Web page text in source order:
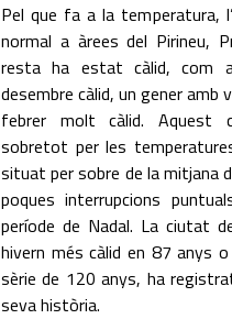
Pel que fa a la temperatura,
normal a àrees del Pirineu,
resta ha estat càlid, com
desembre càlid, un gener
febrer molt càlid. Aquest
sobretot per les
situat per sobre de la mitjana
poques interrupcions
període de Nadal. La ciutat
hivern més càlid en 87 anys o
sèrie de 120 anys, ha
seva història.